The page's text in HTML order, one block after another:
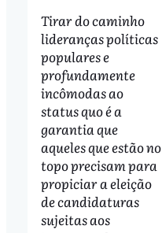
Tirar do caminho
lideranças políticas
populares e
profundamente
incômodas ao
status quo é a
garantia que
aqueles que estão no
topo precisam para
propiciar a eleição
de candidaturas
sujeitas aos